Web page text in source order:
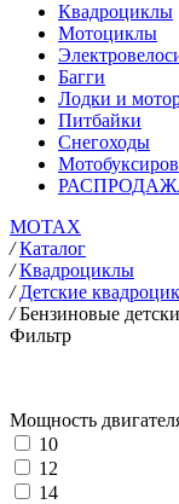
Квадроциклы
Мотоциклы
Багги
Лодки и
Питбайки
Снегоходы
MOTAX
/ Каталог
/ Квадроциклы
/ Детские
/ Бензиновые
Фильтр
Мощность
10
12
14